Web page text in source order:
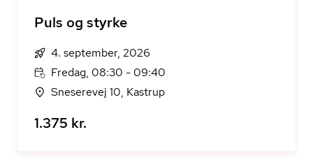
Puls og styrke
4. september, 2026
Fredag, 08:30 - 09:40
Sneserevej 10, Kastrup
1.375 kr.